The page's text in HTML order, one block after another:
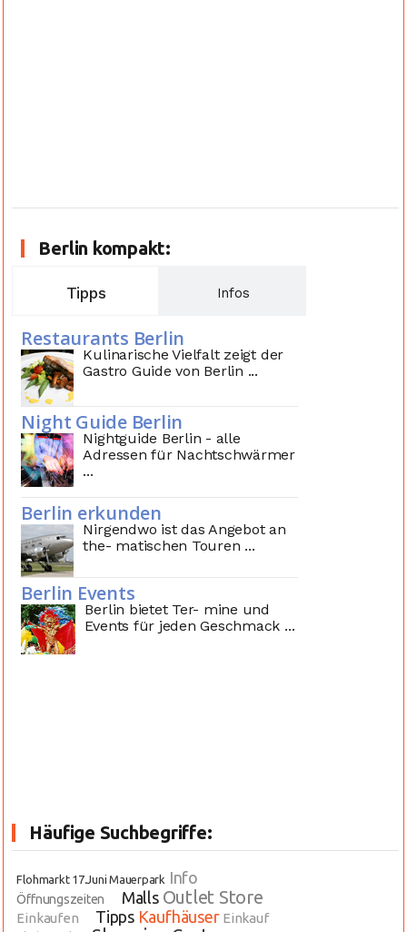
Berlin kompakt:
Tipps Infos
Restaurants Berlin
Kulinarische Vielfalt zeigt der
Gastro Guide von Berlin ...
Night Guide Berlin
Nightguide Berlin - alle
Adressen für Nachtschwärmer
...
Berlin erkunden
Nirgendwo ist das Angebot an
the- matischen Touren ...
Berlin Events
Berlin bietet Ter- mine und
Events für jeden Geschmack ...
Häufige Suchbegriffe:
Flohmarkt 17.Juni Mauerpark Info
Öffnungszeiten Malls Outlet Store
Einkaufen Tipps Kaufhäuser Einkauf